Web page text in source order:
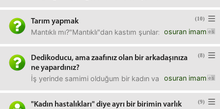
(10)
Tarım yapmak
osuran imam
Mantıklı mı?"Mantıklı"dan kastım şunlar: bir, kârlı mı?
(8)
Dedikoducu, ama zaafınız olan bir arkadaşınıza
ne yapardınız?
osuran imam
İş yerinde samimi olduğum bir kadın var, ebrar,
(9)
"Kadın hastalıkları" diye ayrı bir birimin varlık